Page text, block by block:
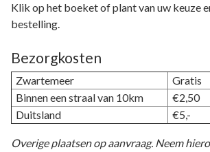
Klik op het boeket of plant van uw keuze
bestelling.
Bezorgkosten
Zwartemeer
Gratis
Binnen een straal van 10km
€2,50
Duitsland
€5,-
Overige plaatsen op aanvraag. Neem